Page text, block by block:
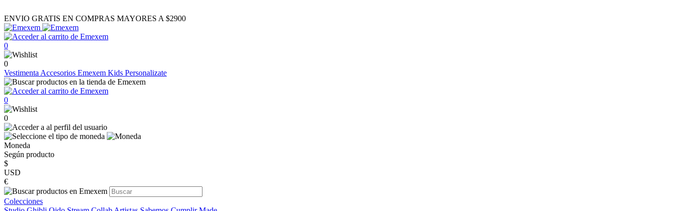
ENVIO GRATIS EN COMPRAS MAYORES A $2900
0
0
Vestimenta Accesorios Emexem Kids Personalizate
0
0
Moneda
Según producto
$
USD
€
Colecciones